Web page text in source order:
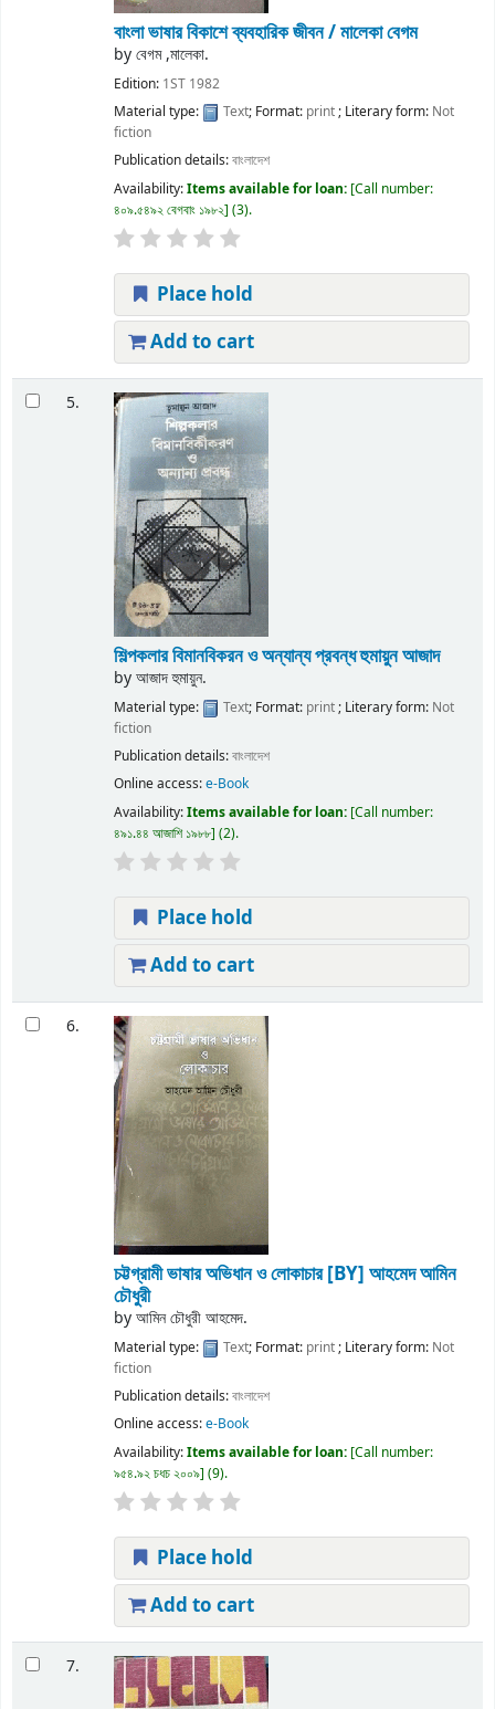
বাংলা ভাষার বিকাশে ব্যবহারিক জীবন /মালেকা বেগম
byবেগম ,মালেকা.
Edition: 1ST 1982
Material type:
Text; Format: print; Literary form: Not
fiction
Publication details:বাংলাদেশ
Availability:Items available for loan: Call number:
৪০৯.৫৪৯২ বেগবাং ১৯৮২ (3).
Place hold
Add to cart
5.
শিল্পকলার বিমানবিকরন ও অন্যান্য প্রবন্ধহুমায়ুন আজাদ
byআজাদ হুমায়ুন.
Material type: Text; Format: print; Literary form: Not
fiction
Publication details:বাংলাদেশ
Online access:e-Book
Availability:Items available for loan: Call number:
৪৯১.৪৪ আজাশি ১৯৮৮ (2).
Place hold
Add to cart
6.
চট্টগ্রামী ভাষার অভিধান ও লোকাচার[BY] আহমেদ আমিন
চৌধুরী
byআমিন চৌধুরী আহমেদ.
Material type: Text; Format: print; Literary form: Not
fiction
Publication details:বাংলাদেশ
Online access:e-Book
Availability:Items available for loan: Call number:
৯৫৪.৯২ চধচ ২০০৯ (9).
Place hold
Add to cart
7.